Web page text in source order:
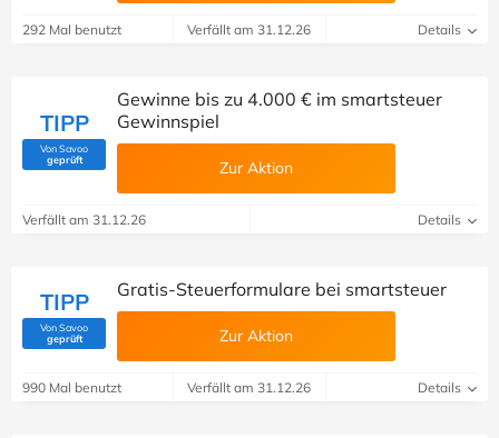
292 Mal benutzt Verfällt am 31.12.26 Details
TIPP
Von Savoo
geprüft(Von Savoo geprüft)
Gewinne bis zu 4.000 € im smartsteuer
Gewinnspiel
Zur Aktion
Verfällt am 31.12.26 Details
TIPP
Von Savoo
geprüft(Von Savoo geprüft)
Gratis-Steuerformulare bei smartsteuer
Zur Aktion
990 Mal benutzt Verfällt am 31.12.26 Details